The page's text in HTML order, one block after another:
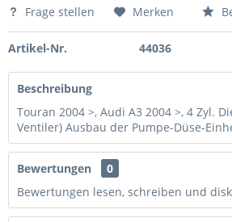
Frage stellen Merken
Artikel-Nr. 44036
Beschreibung
Touran 2004 >, Audi A3 2004 >, 4 Zyl.
Ventiler) Ausbau der Pumpe-Düse-
Bewertungen
0
Bewertungen lesen, schreiben und